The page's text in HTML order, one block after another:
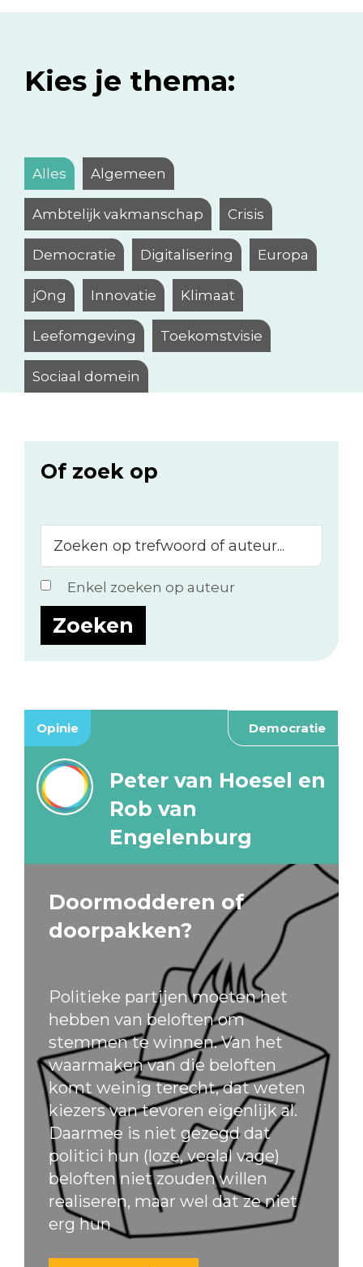
Kies je thema:
Alles Algemeen
Ambtelijk vakmanschap Crisis
Democratie Digitalisering Europa
jOng Innovatie Klimaat
Leefomgeving Toekomstvisie
Sociaal domein
Of zoek op
op
trefwoord
of
auteur...
Enkel zoeken op auteur
Opinie Democratie
Peter van Hoesel en
Rob van
Engelenburg
Doormodderen of
doorpakken?
Politieke partijen moeten het
hebben van beloften om
stemmen te winnen. Van het
waarmaken van die beloften
komt weinig terecht, dat weten
kiezers van tevoren eigenlijk al.
Daarmee is niet gezegd dat
politici hun (loze, veelal vage)
beloften niet zouden willen
realiseren, maar wel dat ze niet
erg hun